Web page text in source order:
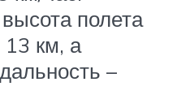
полета
км, а
–